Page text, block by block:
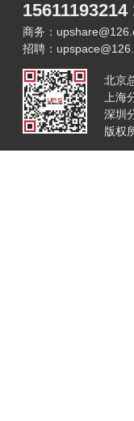
15611193214
商务：
招聘：
北京
上
深圳
版权